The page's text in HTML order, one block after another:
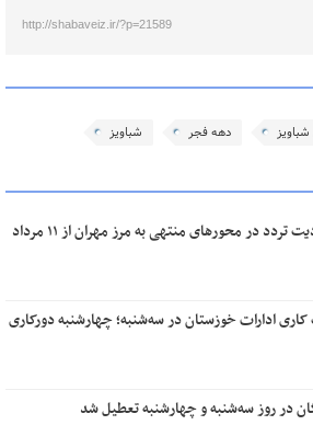
http://shabaveiz.ir/?p=21589
شباویز دهه فجر شباویز
در محورهای منتهی به مرز مهران از ۱۱ مرداد
ادارات خوزستان در سه‌شنبه؛ چهارشنبه دورکاری
در روز سه‌شنبه و چهارشنبه تعطیل شد